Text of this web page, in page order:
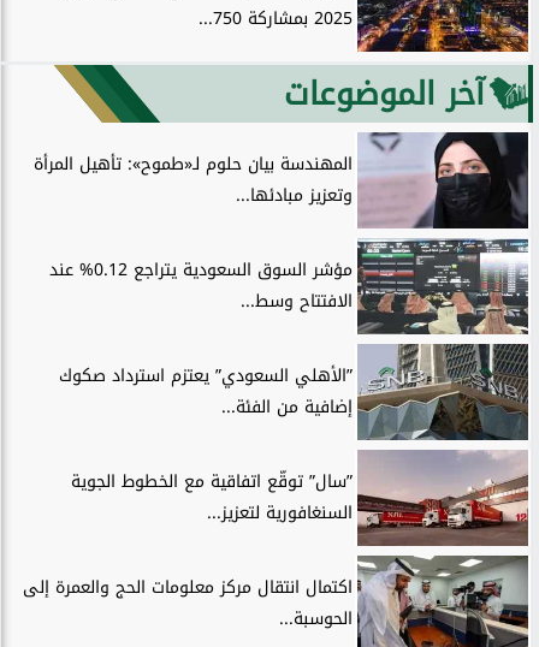
2025 بمشاركة 750...
آخر الموضوعات
المهندسة بيان حلوم لـ«طموح»: تأهيل المرأة
وتعزيز مبادئها...
مؤشر السوق السعودية يتراجع 0.12% عند
الافتتاح وسط...
”الأهلي السعودي” يعتزم استرداد صكوك
إضافية من الفئة...
”سال” توقّع اتفاقية مع الخطوط الجوية
السنغافورية لتعزيز...
اكتمال انتقال مركز معلومات الحج والعمرة إلى
الحوسبة...